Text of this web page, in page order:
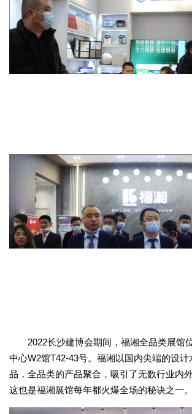
2022长沙建博会期间，福湘全品类展馆
中心W2馆T42-43号。福湘以国内尖端的设
品，全品类的产品聚合，吸引了无数行业内
这也是福湘展馆每年都火爆全场的秘诀之一。